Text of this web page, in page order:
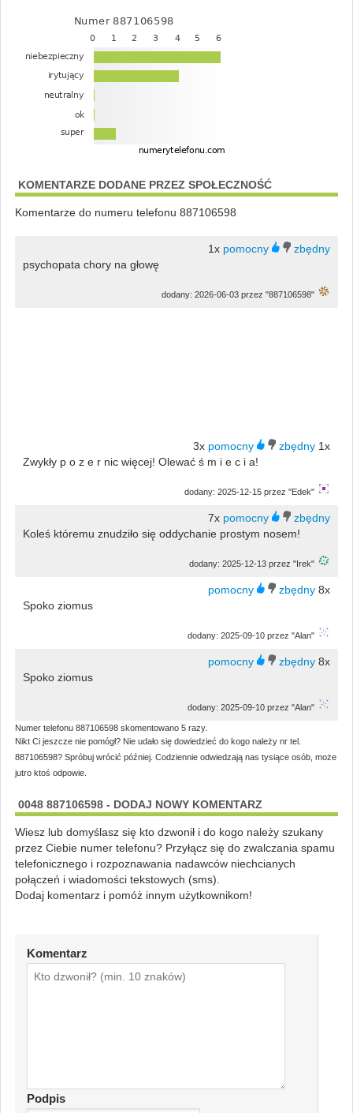
KOMENTARZE DODANE PRZEZ SPOŁECZNOŚĆ
Komentarze do numeru telefonu 887106598
1x
psychopata chory na głowę
dodany: 2026-06-03 przez "887106598"
3x
1x
Zwykły p o z e r nic więcej! Olewać ś m i e c i a!
dodany: 2025-12-15 przez "Edek"
7x
Koleś któremu znudziło się oddychanie prostym nosem!
dodany: 2025-12-13 przez "Irek"
8x
Spoko ziomus
dodany: 2025-09-10 przez "Alan"
8x
Spoko ziomus
dodany: 2025-09-10 przez "Alan"
Numer telefonu 887106598 skomentowano 5 razy.
Nikt Ci jeszcze nie pomógł? Nie udało się dowiedzieć do kogo należy nr tel.
887106598? Spróbuj wrócić później. Codziennie odwiedzają nas tysiące osób, może
jutro ktoś odpowie.
0048 887106598 - DODAJ NOWY KOMENTARZ
Wiesz lub domyślasz się kto dzwonił i do kogo należy szukany
przez Ciebie numer telefonu? Przyłącz się do zwalczania spamu
telefonicznego i rozpoznawania nadawców niechcianych
połączeń i wiadomości tekstowych (sms).
Dodaj komentarz i pomóż innym użytkownikom!
Komentarz
Podpis